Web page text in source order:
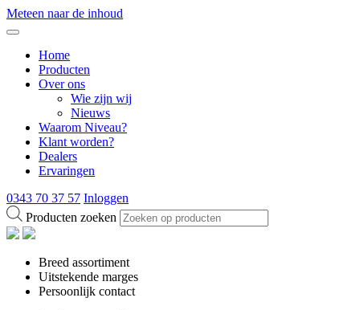
Meteen naar de inhoud
Home
Producten
Over ons
Wie zijn wij
Nieuws
Waarom Niveau?
Klant worden?
Dealers
Ervaringen
0343 70 37 57 Inloggen
Producten zoeken
Breed assortiment
Uitstekende marges
Persoonlijk contact